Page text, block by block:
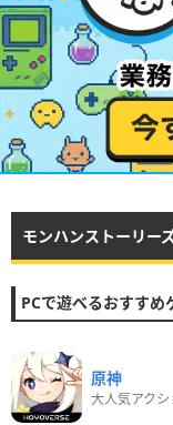
モンハンストーリー
PCで遊べるおすすめ
原神
大人気アクシ